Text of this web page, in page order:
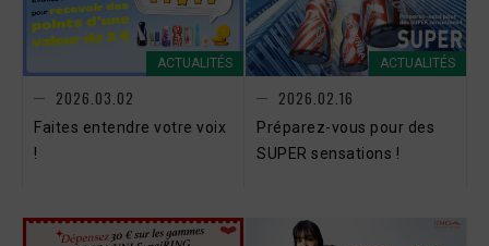
ACTUALITÉS
2026.03.02
Faites entendre votre voix
!
ACTUALITÉS
2026.02.16
Préparez-vous pour des
SUPER sensations !